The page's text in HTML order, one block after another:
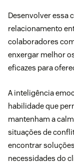
Desenvolver essa
relacionamento
colaboradores
enxergar melhor
eficazes para
A inteligência
habilidade que
mantenham a
situações de
encontrar
necessidades do